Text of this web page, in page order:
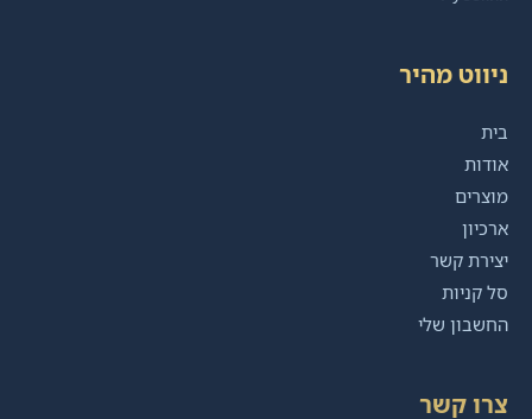
ניווט מהיר
בית
אודות
מוצרים
ארכיון
יצירת קשר
סל קניות
החשבון שלי
צרו קשר